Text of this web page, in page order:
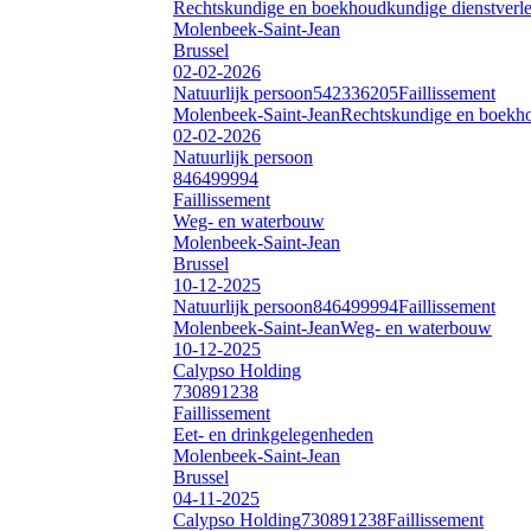
Rechtskundige en boekhoudkundige
Molenbeek-Saint-Jean
Brussel
02-02-2026
Natuurlijk persoon542336205Faillissement
Molenbeek-Saint-JeanRechtskundige en
02-02-2026
Natuurlijk persoon
846499994
Faillissement
Weg- en waterbouw
Molenbeek-Saint-Jean
Brussel
10-12-2025
Natuurlijk persoon846499994Faillissement
Molenbeek-Saint-JeanWeg- en waterbouw
10-12-2025
Calypso Holding
730891238
Faillissement
Eet- en drinkgelegenheden
Molenbeek-Saint-Jean
Brussel
04-11-2025
Calypso Holding730891238Faillissement